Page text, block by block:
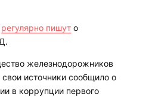
регулярно пишут о
железнодорожников
источники сообщило о
в коррупции первого